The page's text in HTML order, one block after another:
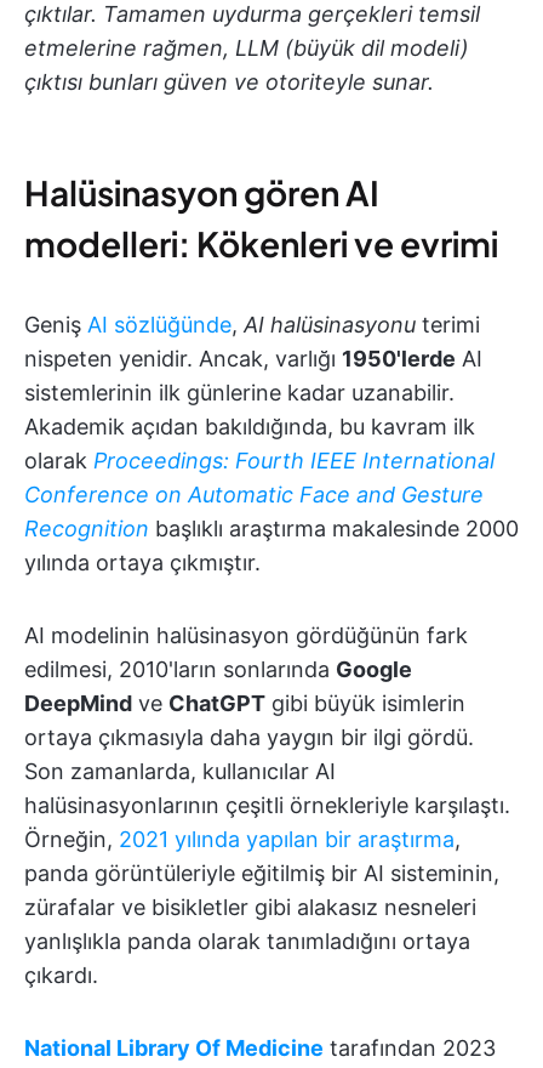
çıktılar. Tamamen uydurma gerçekleri temsil
etmelerine rağmen, LLM (büyük dil modeli)
çıktısı bunları güven ve otoriteyle sunar.
Halüsinasyon gören AI
modelleri: Kökenleri ve evrimi
Geniş AI sözlüğünde, AI halüsinasyonu terimi
nispeten yenidir. Ancak, varlığı 1950'lerde AI
sistemlerinin ilk günlerine kadar uzanabilir.
Akademik açıdan bakıldığında, bu kavram ilk
olarak Proceedings: Fourth IEEE International
Conference on Automatic Face and Gesture
Recognition başlıklı araştırma makalesinde 2000
yılında ortaya çıkmıştır.
AI modelinin halüsinasyon gördüğünün fark
edilmesi, 2010'ların sonlarında Google
DeepMind ve ChatGPT gibi büyük isimlerin
ortaya çıkmasıyla daha yaygın bir ilgi gördü.
Son zamanlarda, kullanıcılar AI
halüsinasyonlarının çeşitli örnekleriyle karşılaştı.
Örneğin, 2021 yılında yapılan bir araştırma,
panda görüntüleriyle eğitilmiş bir AI sisteminin,
zürafalar ve bisikletler gibi alakasız nesneleri
yanlışlıkla panda olarak tanımladığını ortaya
çıkardı.
National Library Of Medicine tarafından 2023